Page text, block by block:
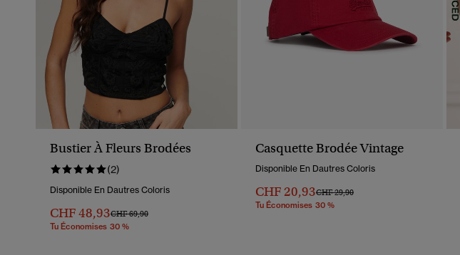
Bustier À Fleurs Brodées
(2)
Disponible En Dautres Coloris
CHF 48,93Prix Réduit De
CHF 69,90À
Tu Économises 30 %
Casquette Brodée Vintage
Disponible En Dautres Coloris
CHF 20,93Prix Réduit De
CHF 29,90À
Tu Économises 30 %